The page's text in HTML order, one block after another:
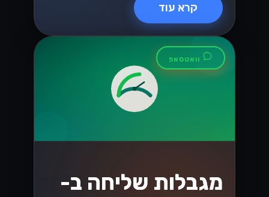
קרא עוד
וואטסאפ
מגבלות שליחה ב-